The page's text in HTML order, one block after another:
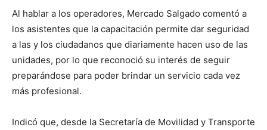
Al hablar a los operadores, Mercado Salgado comentó a
los asistentes que la capacitación permite dar seguridad
a las y los ciudadanos que diariamente hacen uso de las
unidades, por lo que reconoció su interés de seguir
preparándose para poder brindar un servicio cada vez
más profesional.
Indicó que, desde la Secretaría de Movilidad y Transporte